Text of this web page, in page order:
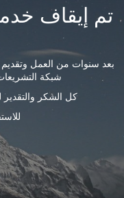
تم إيقاف
بعد سنوات من العمل وتقديم
شبكة التشريعات
كل الشكر